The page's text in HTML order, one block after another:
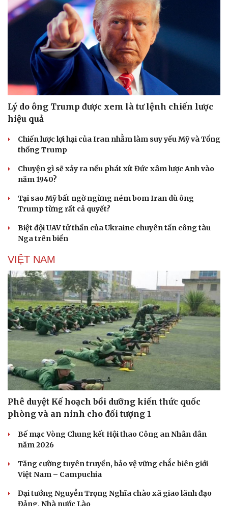
Văn hóa
Sân khấu - Điện ảnh
Âm nhạc
Di sản
Giải trí
Nghệ sĩ
Thời trang
Sao Việt
Lý do ông Trump được xem là tư lệnh chiến lược
hiệu quả
Chiến lược lợi hại của Iran nhằm làm suy yếu Mỹ và Tổng
thống Trump
Chuyện gì sẽ xảy ra nếu phát xít Đức xâm lược Anh vào
năm 1940?
Tại sao Mỹ bất ngờ ngừng ném bom Iran dù ông
Trump từng rất cả quyết?
Biệt đội UAV tử thần của Ukraine chuyên tấn công tàu
Nga trên biển
VIỆT NAM
Phê duyệt Kế hoạch bồi dưỡng kiến thức quốc
phòng và an ninh cho đối tượng 1
Bế mạc Vòng Chung kết Hội thao Công an Nhân dân
năm 2026
Tăng cường tuyên truyền, bảo vệ vững chắc biên giới
Việt Nam – Campuchia
Đại tướng Nguyễn Trọng Nghĩa chào xã giao lãnh đạo
Đảng, Nhà nước Lào